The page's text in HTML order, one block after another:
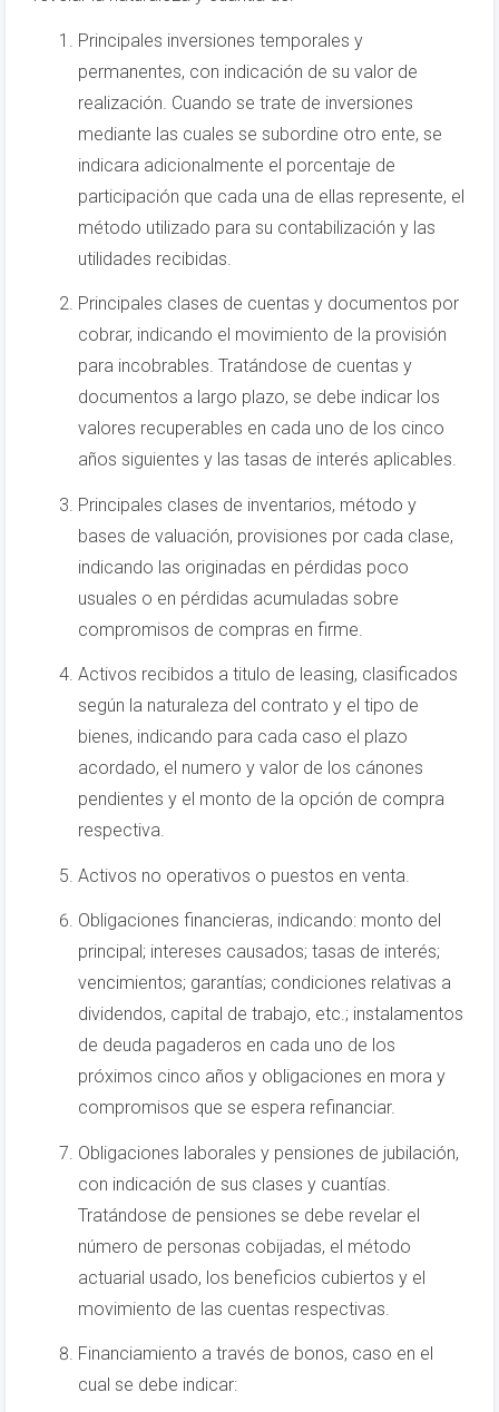
Principales inversiones temporales y
permanentes, con indicación de su valor de
realización. Cuando se trate de inversiones
mediante las cuales se subordine otro ente, se
indicara adicionalmente el porcentaje de
participación que cada una de ellas represente, el
método utilizado para su contabilización y las
utilidades recibidas.
Principales clases de cuentas y documentos por
cobrar, indicando el movimiento de la provisión
para incobrables. Tratándose de cuentas y
documentos a largo plazo, se debe indicar los
valores recuperables en cada uno de los cinco
años siguientes y las tasas de interés aplicables.
Principales clases de inventarios, método y
bases de valuación, provisiones por cada clase,
indicando las originadas en pérdidas poco
usuales o en pérdidas acumuladas sobre
compromisos de compras en firme.
Activos recibidos a titulo de leasing, clasificados
según la naturaleza del contrato y el tipo de
bienes, indicando para cada caso el plazo
acordado, el numero y valor de los cánones
pendientes y el monto de la opción de compra
respectiva.
Activos no operativos o puestos en venta.
Obligaciones financieras, indicando: monto del
principal; intereses causados; tasas de interés;
vencimientos; garantías; condiciones relativas a
dividendos, capital de trabajo, etc.; instalamentos
de deuda pagaderos en cada uno de los
próximos cinco años y obligaciones en mora y
compromisos que se espera refinanciar.
Obligaciones laborales y pensiones de jubilación,
con indicación de sus clases y cuantías.
Tratándose de pensiones se debe revelar el
número de personas cobijadas, el método
actuarial usado, los beneficios cubiertos y el
movimiento de las cuentas respectivas.
Financiamiento a través de bonos, caso en el
cual se debe indicar: